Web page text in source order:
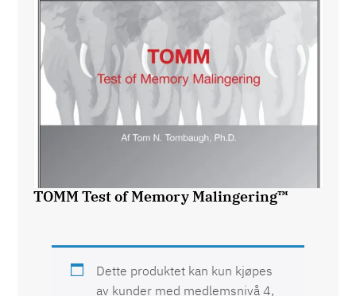
TOMM Test of Memory Malingering™
Dette produktet kan kun kjøpes
av kunder med medlemsnivå 4,